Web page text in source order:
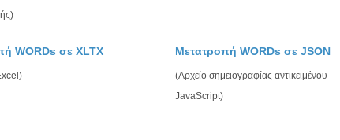
WORDs σε XLTX Μετατροπή WORDs σε JSON
(Αρχείο σημειογραφίας αντικειμένου
JavaScript)